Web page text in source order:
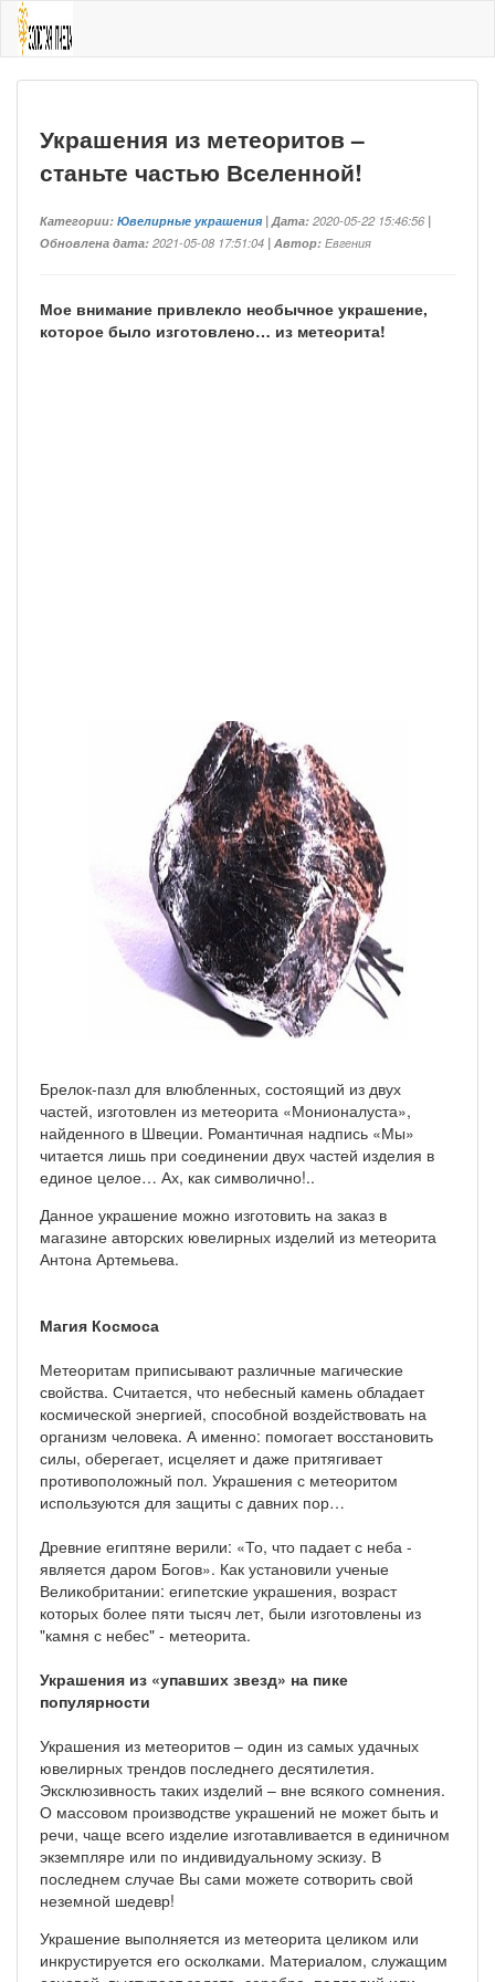
Украшения из метеоритов –
станьте частью Вселенной!
Категории:Ювелирные украшения | Дата:2020-05-22 15:46:56|
Обновлена дата:2021-05-08 17:51:04 | Автор:Евгения
Мое внимание привлекло необычное украшение,
которое было изготовлено… из метеорита!
Брелок-пазл для влюбленных, состоящий из двух
частей, изготовлен из метеорита «Монионалуста»,
найденного в Швеции. Романтичная надпись «Мы»
читается лишь при соединении двух частей изделия в
единое целое… Ах, как символично!..
Данное украшение можно изготовить на заказ в
магазине авторских ювелирных изделий из метеорита
Антона Артемьева.
Магия Космоса
Метеоритам приписывают различные магические
свойства. Считается, что небесный камень обладает
космической энергией, способной воздействовать на
организм человека. А именно: помогает восстановить
силы, оберегает, исцеляет и даже притягивает
противоположный пол. Украшения с метеоритом
используются для защиты с давних пор…
Древние египтяне верили: «То, что падает с неба -
является даром Богов». Как установили ученые
Великобритании: египетские украшения, возраст
которых более пяти тысяч лет, были изготовлены из
"камня с небес" - метеорита.
Украшения из «упавших звезд» на пике
популярности
Украшения из метеоритов – один из самых удачных
ювелирных трендов последнего десятилетия.
Эксклюзивность таких изделий – вне всякого сомнения.
О массовом производстве украшений не может быть и
речи, чаще всего изделие изготавливается в единичном
экземпляре или по индивидуальному эскизу. В
последнем случае Вы сами можете сотворить свой
неземной шедевр!
Украшение выполняется из метеорита целиком или
инкрустируется его осколками. Материалом, служащим